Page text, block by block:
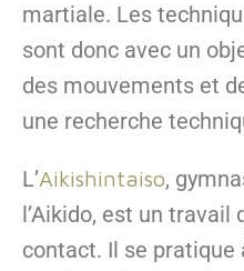
martiale. Les
sont donc avec un
des mouvements et
une recherche
L’Aikishintaiso,
l’Aikido, est un travail
contact. Il se pratique